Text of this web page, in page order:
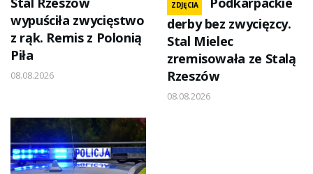
wypuściła zwycięstwo
z rąk. Remis z Polonią
Piła
08.08.2026
ZDJĘCIA
derby bez zwycięzcy.
Stal Mielec
zremisowała ze Stalą
Rzeszów
08.08.2026